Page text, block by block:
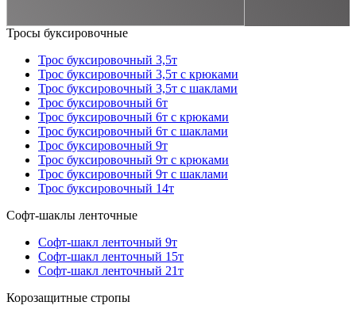
Тросы буксировочные
Трос буксировочный 3,5т
Трос буксировочный 3,5т с крюками
Трос буксировочный 3,5т с шаклами
Трос буксировочный 6т
Трос буксировочный 6т с крюками
Трос буксировочный 6т с шаклами
Трос буксировочный 9т
Трос буксировочный 9т с крюками
Трос буксировочный 9т с шаклами
Трос буксировочный 14т
Софт-шаклы ленточные
Софт-шакл ленточный 9т
Софт-шакл ленточный 15т
Софт-шакл ленточный 21т
Корозащитные стропы